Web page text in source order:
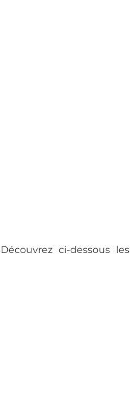
ci-dessous les